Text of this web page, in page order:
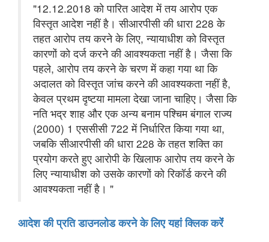
"12.12.2018 को पारित आदेश में तय आरोप एक
विस्तृत आदेश नहीं है। सीआरपीसी की धारा 228 के
तहत आरोप तय करने के लिए, न्यायाधीश को विस्तृत
कारणों को दर्ज करने की आवश्यकता नहीं है। जैसा कि
पहले, आरोप तय करने के चरण में कहा गया था कि
अदालत को विस्तृत जांच करने की आवश्यकता नहीं है,
केवल प्रथम दृष्टया मामला देखा जाना चाहिए। जैसा कि
नति भद्र शाह और एक अन्य बनाम पश्चिम बंगाल राज्य
(2000) 1 एससीसी 722 में निर्धारित किया गया था,
जबकि सीआरपीसी की धारा 228 के तहत शक्ति का
प्रयोग करते हुए आरोपी के खिलाफ आरोप तय करने के
लिए न्यायाधीश को उसके कारणों को रिकॉर्ड करने की
आवश्यकता नहीं है। "
आदेश की प्रति डाउनलोड करने के लिए यहांं क्लिक करेंं